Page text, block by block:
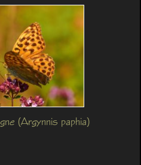
(Argynnis paphia)